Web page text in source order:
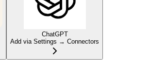
ChatGPT
Add via Settings → Connectors